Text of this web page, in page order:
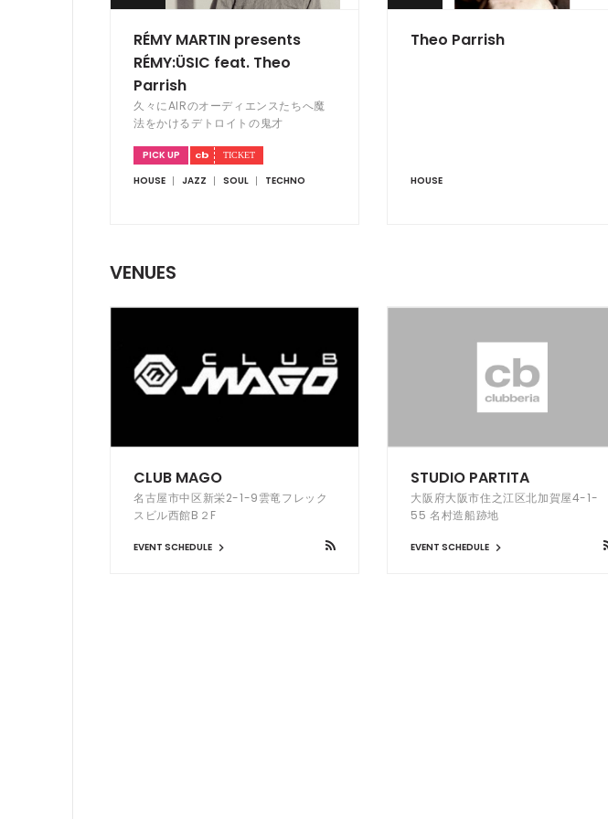
RÉMY MARTIN presents
RÉMY:ÜSIC feat. Theo
Parrish
久々にAIRのオーディエンスたちへ魔
法をかけるデトロイトの鬼才
PICK UP
HOUSE
JAZZ SOUL TECHNO
Theo Parrish
HOUSE
VENUES
CLUB MAGO
名古屋市中区新栄2-1-9雲竜フレック
スビル西館B２F
EVENT SCHEDULE
STUDIO PARTITA
大阪府大阪市住之江区北加賀屋4-1-
55 名村造船跡地
EVENT SCHEDULE